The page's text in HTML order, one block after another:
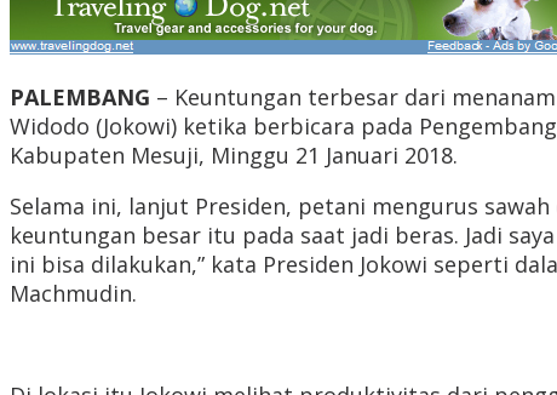
PALEMBANG – Keuntungan terbesar dari
Widodo (Jokowi) ketika berbicara pada
Kabupaten Mesuji, Minggu 21 Januari 2018.
Selama ini, lanjut Presiden, petani mengurus
keuntungan besar itu pada saat jadi beras. Jadi
ini bisa dilakukan,” kata Presiden Jokowi seperti
Machmudin.